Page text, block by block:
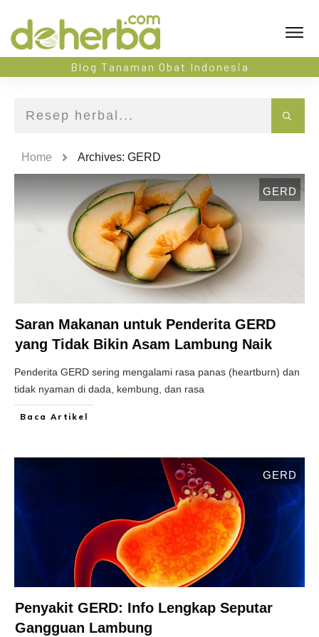
Blog Tanaman Obat Indonesia
Home Archives: GERD
GERD
Saran Makanan untuk Penderita GERD
yang Tidak Bikin Asam Lambung Naik
Penderita GERD sering mengalami rasa panas (heartburn) dan
tidak nyaman di dada, kembung, dan rasa
Baca Artikel
GERD
Penyakit GERD: Info Lengkap Seputar
Gangguan Lambung